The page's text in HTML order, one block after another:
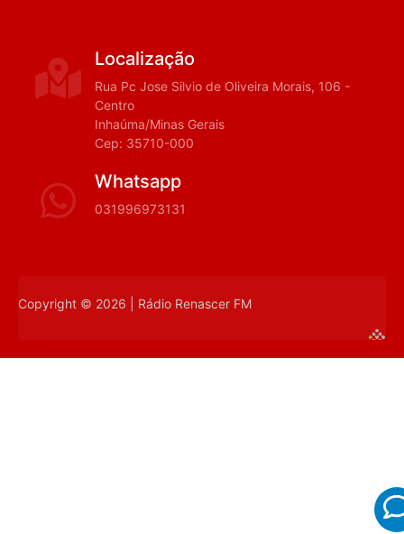
Localização
Rua Pc Jose Silvio de Oliveira Morais, 106 -
Centro
Inhaúma/Minas Gerais
Cep: 35710-000
Whatsapp
031996973131
Copyright © 2026 | Rádio Renascer FM